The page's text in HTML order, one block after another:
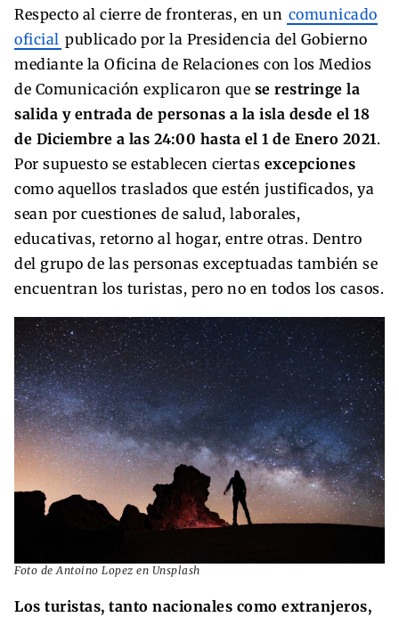
Respecto al cierre de fronteras, en un comunicado
oficial publicado por la Presidencia del Gobierno
mediante la Oficina de Relaciones con los Medios
de Comunicación explicaron que se restringe la
salida y entrada de personas a la isla desde el 18
de Diciembre a las 24:00 hasta el 1 de Enero 2021.
Por supuesto se establecen ciertas excepciones
como aquellos traslados que estén justificados, ya
sean por cuestiones de salud, laborales,
educativas, retorno al hogar, entre otras. Dentro
del grupo de las personas exceptuadas también se
encuentran los turistas, pero no en todos los casos.
Foto de Antoino Lopez en Unsplash
Los turistas, tanto nacionales como extranjeros,